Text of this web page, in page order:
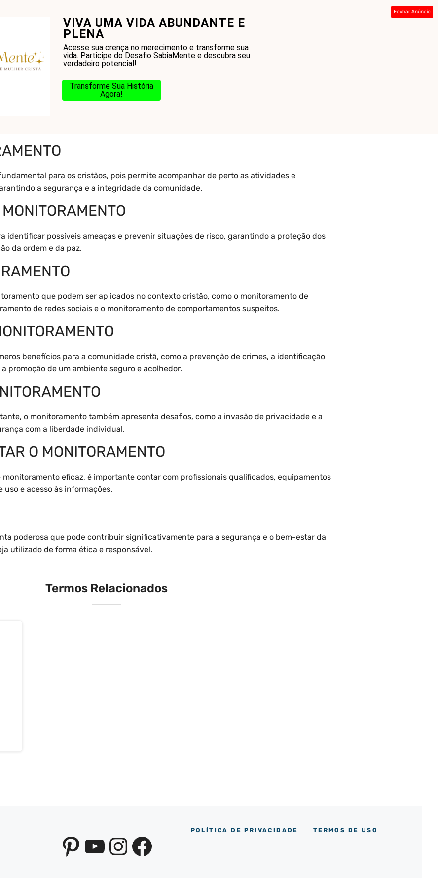
VIVA UMA VIDA ABUNDANTE E
PLENA
Acesse sua crença no merecimento e transforme sua
vida. Participe do Desafio SabiaMente e descubra seu
verdadeiro potencial!
Transforme Sua História
Agora!
Fechar Anúncio
Glossário Blog Na Jornada
para os cristãos, pois permite acompanhar de perto as atividades e
a segurança e a integridade da comunidade.
identificar possíveis ameaças e prevenir situações de risco, garantindo a proteção dos
da ordem e da paz.
que podem ser aplicados no contexto cristão, como o monitoramento de
de redes sociais e o monitoramento de comportamentos suspeitos.
benefícios para a comunidade cristã, como a prevenção de crimes, a identificação
promoção de um ambiente seguro e acolhedor.
o monitoramento também apresenta desafios, como a invasão de privacidade e a
com a liberdade individual.
O MONITORAMENTO
monitoramento eficaz, é importante contar com profissionais qualificados, equipamentos
e acesso às informações.
poderosa que pode contribuir significativamente para a segurança e o bem-estar da
utilizado de forma ética e responsável.
Termos Relacionados
POLÍTICA DE PRIVACIDADE TERMOS DE USO
Pinterest
YouTube
Instagram
Facebook